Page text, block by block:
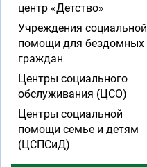
центр «Детство»
Учреждения социальной
помощи для бездомных
граждан
Центры социального
обслуживания (ЦСО)
Центры социальной
помощи семье и детям
(ЦСПСиД)